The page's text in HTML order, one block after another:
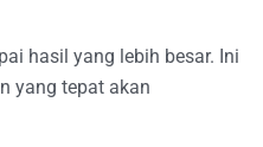
hasil yang lebih besar. Ini
yang tepat akan